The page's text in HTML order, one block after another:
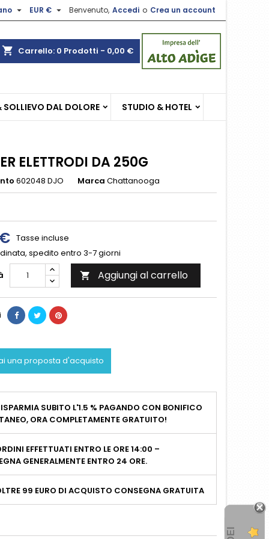
Benvenuto, Accedi o Crea un account
EUR € 

shopping_cart Carrello: 0 Prodotti - 0,00 €
SOLLIEVO DAL DOLORE STUDIO & HOTEL
ELETTRODI DA 250G
602048 DJO Marca Chattanooga
Tasse incluse
spedito entro 3-7 giorni
 Aggiungi al carrello
una proposta d'acquisto
SUBITO L'1.5 % PAGANDO CON BONIFICO
ORA COMPLETAMENTE GRATUITO!
EFFETTUATI ENTRO LE ORE 14:00 –
GENERALMENTE ENTRO 24 ORE.
99 EURO DI ACQUISTO CONSEGNA GRATUITA